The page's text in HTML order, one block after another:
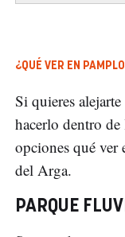
¿QUÉ VER EN
Si quieres
hacerlo dentro
opciones qué ver
del Arga.
PARQUE